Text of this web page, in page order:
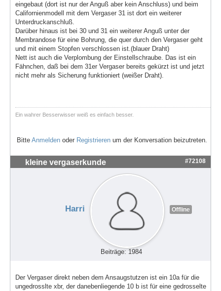
eingebaut (dort ist nur der Anguß aber kein Anschluss) und beim
Californienmodell mit dem Vergaser 31 ist dort ein weiterer
Unterdruckanschluß.
Darüber hinaus ist bei 30 und 31 ein weiterer Anguß unter der
Membrandose für eine Bohrung, die quer durch den Vergaser geht
und mit einem Stopfen verschlossen ist.(blauer Draht)
Nett ist auch die Verplombung der Einstellschraube. Das ist ein
Fähnchen, daß bei dem 31er Vergaser bereits gekürzt ist und jetzt
nicht mehr als Sicherung funktioniert (weißer Draht).
Ein wahrer Besserwisser weiß es einfach besser.
Bitte Anmelden oder Registrieren um der Konversation beizutreten.
kleine vergaserkunde #72108
Harri Offline
Beiträge: 1984
Der Vergaser direkt neben dem Ansaugstutzen ist ein 10a für die
ungedrosslte xbr, der danebenliegende 10 b ist für eine gedrosselte